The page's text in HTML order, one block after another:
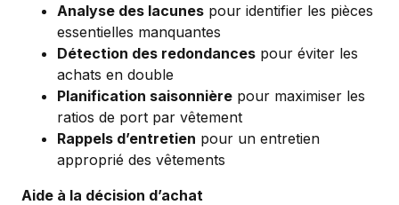
Analyse des lacunes pour identifier les pièces
essentielles manquantes
Détection des redondances pour éviter les
achats en double
Planification saisonnière pour maximiser les
ratios de port par vêtement
Rappels d’entretien pour un entretien
approprié des vêtements
Aide à la décision d’achat